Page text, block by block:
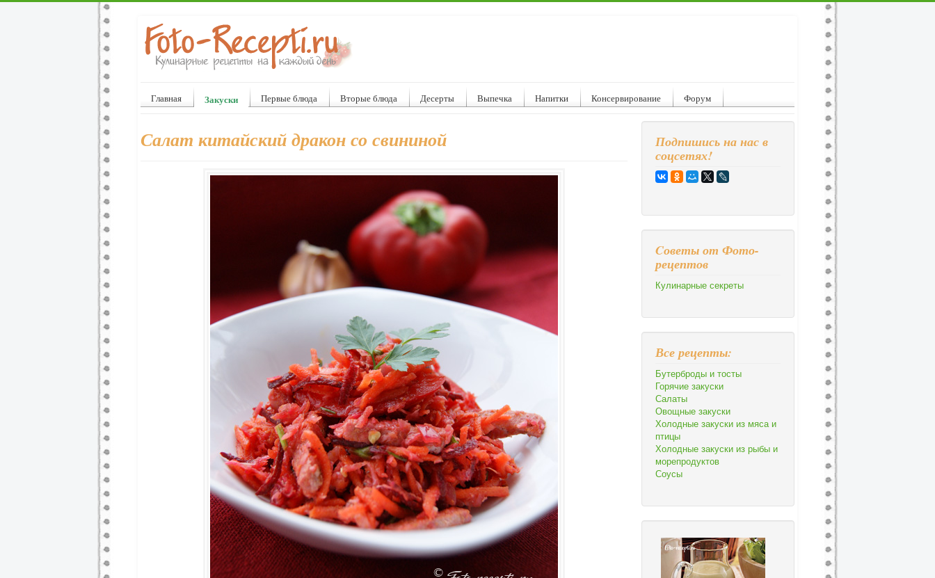
Главная Закуски Первые блюда Вторые блюда Десерты Выпечка Напитки Консервирование Форум
Салат китайский дракон со свининой
Подпишись на нас в
соцсетях!
Cоветы от Фото-
рецептов
Кулинарные секреты
Все рецепты:
Бутерброды и тосты
Горячие закуски
Салаты
Овощные закуски
Холодные закуски из мяса и
птицы
Холодные закуски из рыбы и
морепродуктов
Соусы